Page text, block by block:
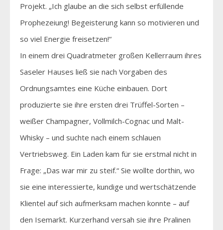
Projekt. „Ich glaube an die sich selbst erfüllende
Prophezeiung! Begeisterung kann so motivieren und
so viel Energie freisetzen!“
In einem drei Quadratmeter großen Kellerraum ihres
Saseler Hauses ließ sie nach Vorgaben des
Ordnungsamtes eine Küche einbauen. Dort
produzierte sie ihre ersten drei Trüffel-Sorten –
weißer Champagner, Vollmilch-Cognac und Malt-
Whisky – und suchte nach einem schlauen
Vertriebsweg. Ein Laden kam für sie erstmal nicht in
Frage: „Das war mir zu steif.“ Sie wollte dorthin, wo
sie eine interessierte, kundige und wertschätzende
Klientel auf sich aufmerksam machen konnte – auf
den Isemarkt. Kurzerhand versah sie ihre Pralinen